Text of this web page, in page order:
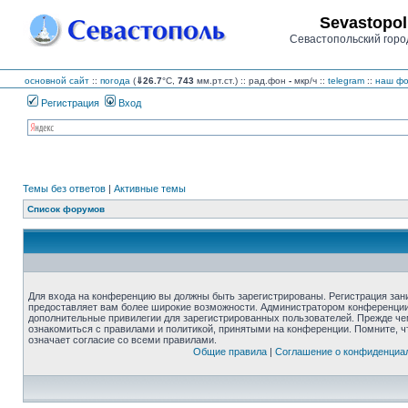
Севастопольский
основной сайт :: погода (⇓26.7°C, 743 мм.рт.ст.) :: рад.фон - мкр/ч :: telegram :: наш
Регистрация Вход
Темы без ответов | Активные темы
Список форумов
Для входа на конференцию вы должны быть зарегистрированы. Регистрация
предоставляет вам более широкие возможности. Администратором
дополнительные привилегии для зарегистрированных пользователей. Прежде
ознакомиться с правилами и политикой, принятыми на конференции. Помните,
означает согласие со всеми правилами.
Общие правила| Соглашение о